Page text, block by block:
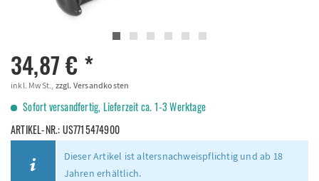
34,87 € *
inkl. MwSt., zzgl. Versandkosten
Sofort versandfertig, Lieferzeit ca. 1-3 Werktage
ARTIKEL-NR.:US7715474900
Dieser Artikel ist altersnachweispflichtig und ab 18
Jahren erhältlich.